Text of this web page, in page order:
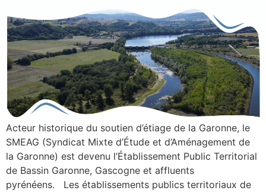
Acteur historique du soutien d’étiage de la Garonne, le
SMEAG (Syndicat Mixte d’Étude et d’Aménagement de
la Garonne) est devenu l’Établissement Public Territorial
de Bassin Garonne, Gascogne et affluents
pyrénéens. Les établissements publics territoriaux de